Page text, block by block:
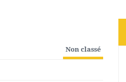
Non classé